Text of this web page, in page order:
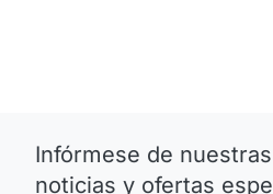
Infórmese de
noticias y ofertas